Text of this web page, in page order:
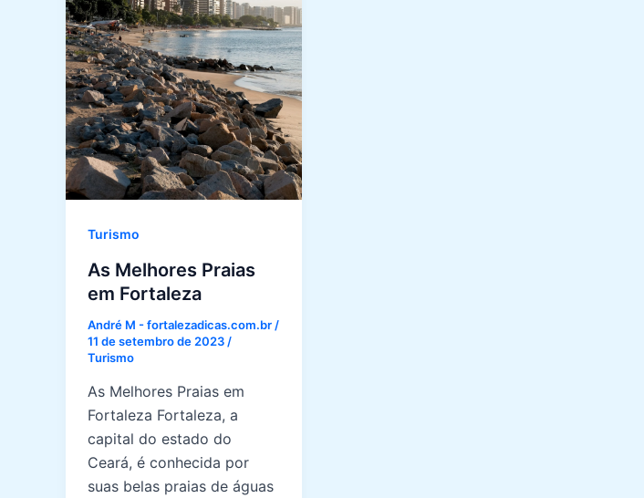
Turismo
As Melhores Praias
em Fortaleza
André M - fortalezadicas.com.br /
11 de setembro de 2023 /
Turismo
As Melhores Praias em
Fortaleza Fortaleza, a
capital do estado do
Ceará, é conhecida por
suas belas praias de águas